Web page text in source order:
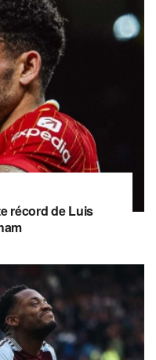
récord de Luis